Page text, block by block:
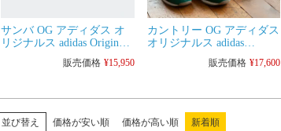
サンバ OG アディダス オ
リジナルス adidas Originals
NJW02 SAMBA OG メンズ
レディース スニーカー シ
販売価格 ¥15,950
カントリー OG アディダス
オリジナルス adidas
Originals メンズ レディー
ス スニーカー販売価格 ¥17,600
並び替え 価格が安い順 価格が高い順 新着順